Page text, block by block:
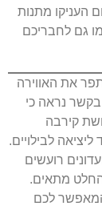
העניקו מתנות
גם לחבריכם
את האווירה
נראה כי
קירבה
לבילויים.
רועשים
מתאים.
לכם